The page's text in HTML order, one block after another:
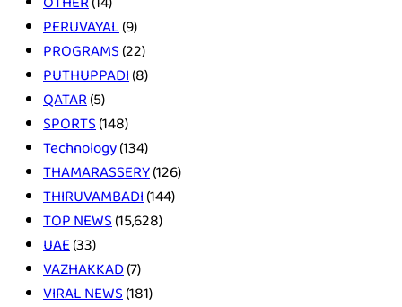
PERUVAYAL(9)
PROGRAMS(22)
PUTHUPPADI(8)
QATAR(5)
SPORTS(148)
Technology(134)
THAMARASSERY(126)
THIRUVAMBADI(144)
TOP NEWS(15,628)
UAE(33)
VAZHAKKAD(7)
VIRAL NEWS(181)